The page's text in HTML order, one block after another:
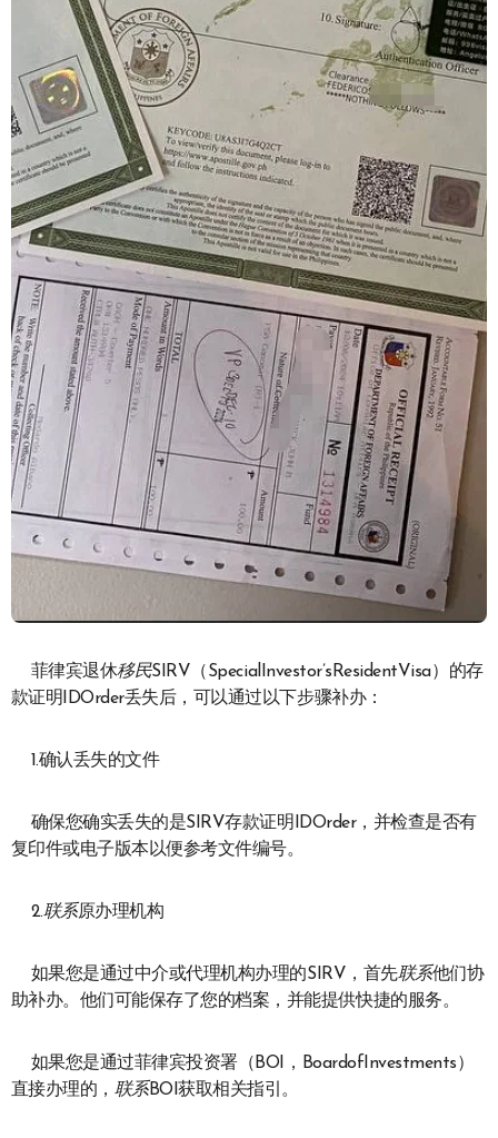
菲律宾退休移民SIRV（SpecialInvestor’sResidentVisa）的存
款证明IDOrder丢失后，可以通过以下步骤补办：
1.确认丢失的文件
确保您确实丢失的是SIRV存款证明IDOrder，并检查是否有
复印件或电子版本以便参考文件编号。
2.联系原办理机构
如果您是通过中介或代理机构办理的SIRV，首先联系他们协
助补办。他们可能保存了您的档案，并能提供快捷的服务。
如果您是通过菲律宾投资署（BOI，BoardofInvestments）
直接办理的， 联系BOI获取相关指引。